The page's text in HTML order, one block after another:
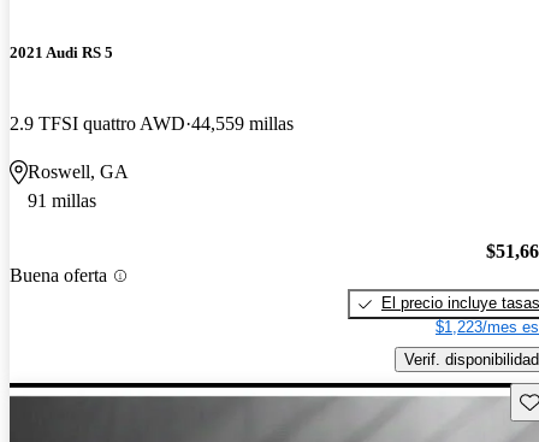
2021 Audi RS 5
2.9 TFSI quattro AWD 44,559 millas
Roswell, GA
91 millas
Buena oferta
El precio incluye tasas
$1,223/mes
Verif. disponibilidad